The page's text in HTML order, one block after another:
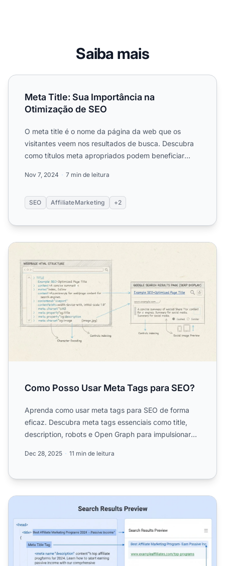
Saiba mais
Meta Title: Sua Importância na Otimização de SEO
Meta Title: Sua Importância na
Otimização de SEO
O meta title é o nome da página da web que os
visitantes veem nos resultados de busca. Descubra
como títulos meta apropriados podem beneficiar
Nov 7, 2024 7 min de leitura
SEO AffiliateMarketing +2
Como Posso Usar Meta Tags para SEO?
Como Posso Usar Meta Tags para SEO?
Aprenda como usar meta tags para SEO de forma
eficaz. Descubra meta tags essenciais como title,
description, robots e Open Graph para impulsionar
Dec 28, 2025 11 min de leitura
Por que as Meta Tags são Importantes para o Marketing